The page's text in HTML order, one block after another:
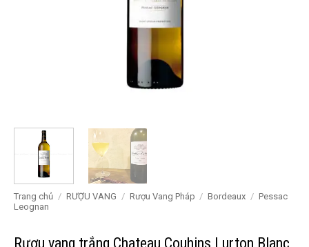
Trang chủ / RƯỢU VANG / Rượu Vang Pháp / Bordeaux / Pessac
Leognan
Rượu vang trắng Chateau Couhins Lurton Blanc